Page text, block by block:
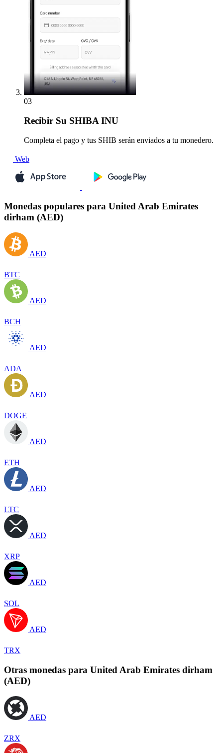
03
Recibir Su SHIBA INU
Completa el pago y tus SHIB serán enviados a tu monedero.
Web
Monedas populares para United Arab Emirates
dirham (AED)
AED
BTC
AED
BCH
AED
ADA
AED
DOGE
AED
ETH
AED
LTC
AED
XRP
AED
SOL
AED
TRX
Otras monedas para United Arab Emirates dirham
(AED)
AED
ZRX